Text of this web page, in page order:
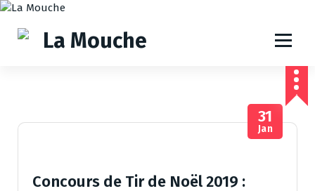
A
31
Jan
Concours de Tir de Noël 2019 :